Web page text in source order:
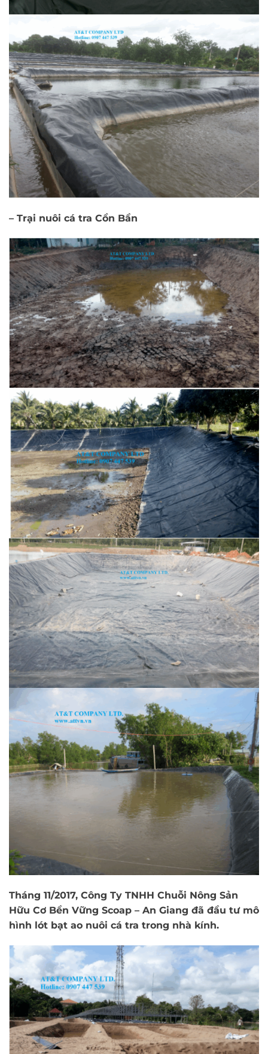
– Trại nuôi cá tra Cồn Bần
Tháng 11/2017, Công Ty TNHH Chuỗi Nông Sản
Hữu Cơ Bền Vững Scoap – An Giang đã đầu tư mô
hình lót bạt ao nuôi cá tra trong nhà kính.